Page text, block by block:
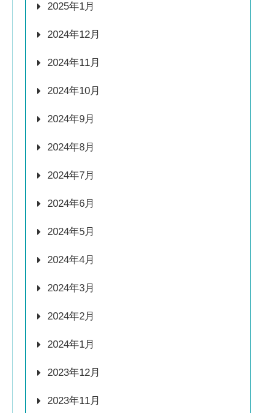
2025年1月
2024年12月
2024年11月
2024年10月
2024年9月
2024年8月
2024年7月
2024年6月
2024年5月
2024年4月
2024年3月
2024年2月
2024年1月
2023年12月
2023年11月